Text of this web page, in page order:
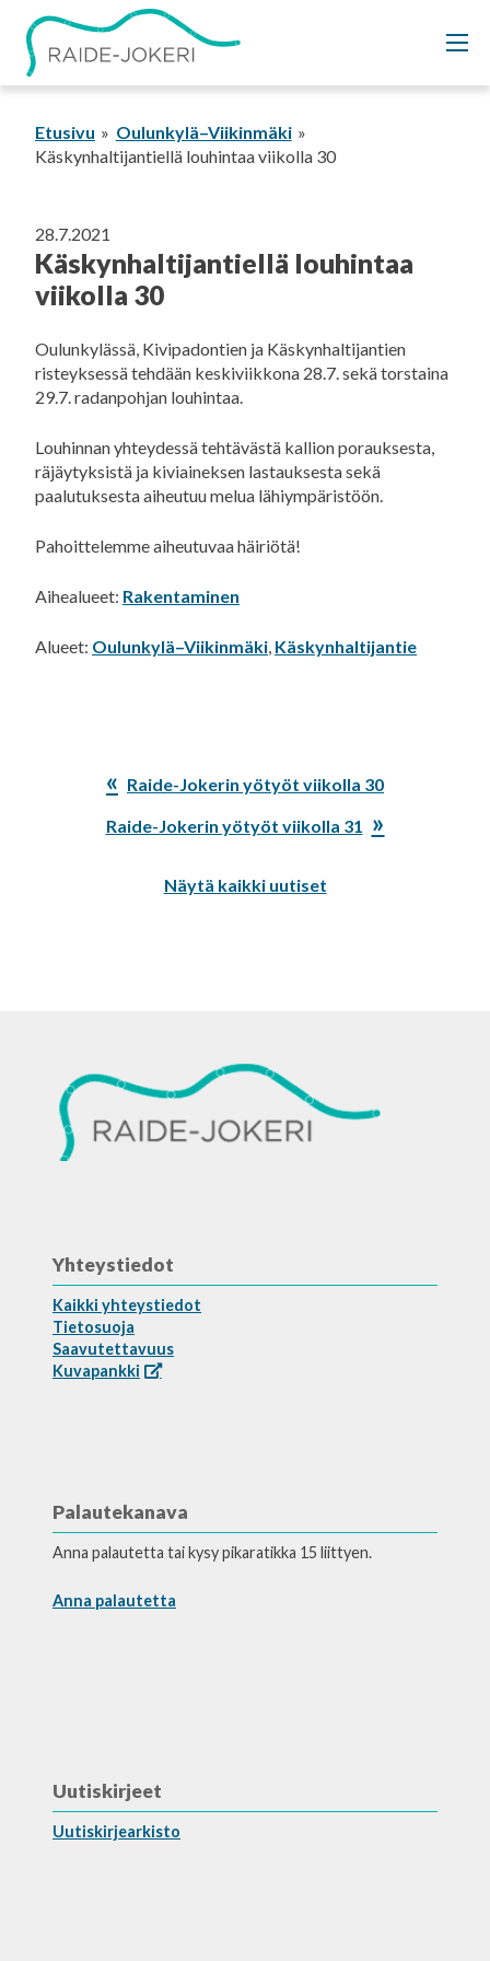
Siirry
sisältöön
Etusivu
Oulunkylä–Viikinmäki
Käskynhaltijantiellä louhintaa viikolla 30
28.7.2021
Käskynhaltijantiellä louhintaa
viikolla 30
Oulunkylässä, Kivipadontien ja Käskynhaltijantien
risteyksessä tehdään keskiviikkona 28.7. sekä torstaina
29.7. radanpohjan louhintaa.
Louhinnan yhteydessä tehtävästä kallion porauksesta,
räjäytyksistä ja kiviaineksen lastauksesta sekä
paalutuksesta aiheutuu melua lähiympäristöön.
Pahoittelemme aiheutuvaa häiriötä!
Aihealueet: Rakentaminen
Alueet: Oulunkylä–Viikinmäki Käskynhaltijantie
Edellinen
Raide-Jokerin yötyöt viikolla 30
Seuraava
Raide-Jokerin yötyöt viikolla 31
Näytä kaikki uutiset
Yhteystiedot
Kaikki yhteystiedot
Tietosuoja
Saavutettavuus
Kuvapankki
Palautekanava
Anna palautetta tai kysy pikaratikka 15 liittyen.
Anna palautetta
Uutiskirjeet
Uutiskirjearkisto